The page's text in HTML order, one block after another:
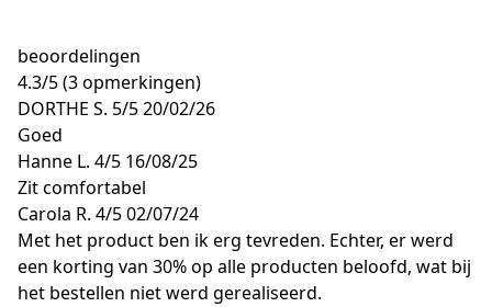
beoordelingen
4.3/5(3 opmerkingen)
DORTHE S. 5/520/02/26
Goed
Hanne L. 4/5 16/08/25
Zit comfortabel
Carola R. 4/502/07/24
Met het product ben ik erg tevreden. Echter, er werd
een korting van 30% op alle producten beloofd, wat bij
het bestellen niet werd gerealiseerd.